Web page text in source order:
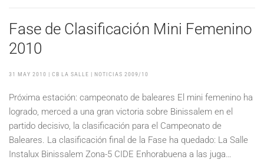
Fase de Clasificación Mini Femenino
2010
31 MAY 2010 | CB LA SALLE | NOTICIAS 2009/10
Próxima estación: campeonato de baleares El mini femenino ha
logrado, merced a una gran victoria sobre Binissalem en el
partido decisivo, la clasificación para el Campeonato de
Baleares. La clasificación final de la Fase ha quedado: La Salle
Instalux Binissalem Zona-5 CIDE Enhorabuena a las juga…